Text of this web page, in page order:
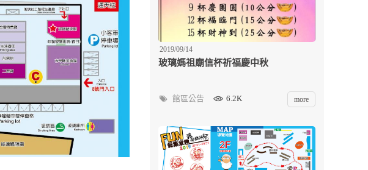
2019/09/14
玻璃媽祖廟信杯祈福慶中秋
館區公告 6.2K more